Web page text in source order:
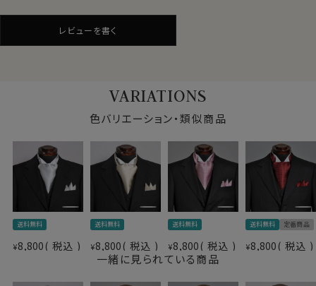
レビューを書く
VARIATIONS
色バリエーション・類似商品
送料無料
¥8,800 税込
送料無料
¥8,800 税込
送料無料
¥8,800 税込
送料無料 定番商品
¥8,800 税込
一緒に見られている商品